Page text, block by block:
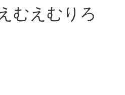
むえむりろ